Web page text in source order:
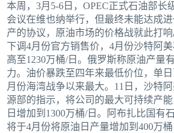
本周，3月5-6日，OPEC正式石油部长
会议在维也纳举行，但最终未能达成
产的协议，原油市场的价格战就此打
下调4月份官方销售价，4月份沙特阿
高至1230万桶/日。俄罗斯称原油产量
力。油价暴跌至四年来最低价位，单日
月份海湾战争以来最大。11日，沙特
源部的指示，将公司的最大可持续产
日增加到1300万桶/日。阿布扎比国有
将于4月份将原油日产量增加到400万